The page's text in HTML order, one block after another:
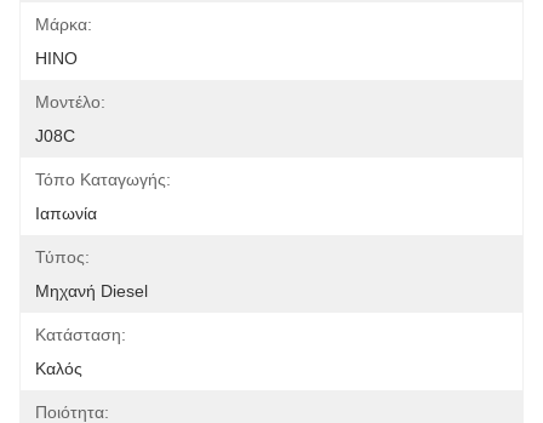
Μάρκα:
HINO
Μοντέλο:
J08C
Τόπο Καταγωγής:
Ιαπωνία
Τύπος:
Μηχανή Diesel
Κατάσταση:
Καλός
Ποιότητα: